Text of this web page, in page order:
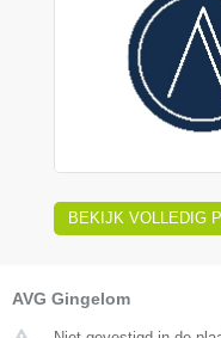
BEKIJK VOLLEDIG
AVG Gingelom